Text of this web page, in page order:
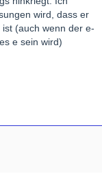
wird, dass er
(auch wenn der e-
e sein wird)